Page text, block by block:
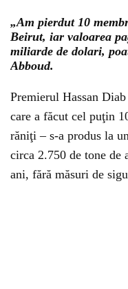
„Am pierdut 10
Beirut, iar valoarea
miliarde de dolari,
Abboud.
Premierul Hassan
care a făcut cel puţin
răniţi – s-a produs la
circa 2.750 de tone de
ani, fără măsuri de